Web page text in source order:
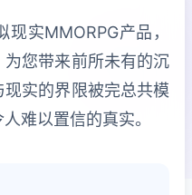
实MMORPG产品，
您带来前所未有的沉
实的界限被完总共模
难以置信的真实。